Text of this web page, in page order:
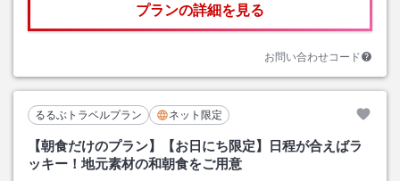
プランの詳細を見る
お問い合わせコード
るるぶトラベルプラン ネット限定
【朝食だけのプラン】【お日にち限定】日程が合えばラ
ッキー！地元素材の和朝食をご用意